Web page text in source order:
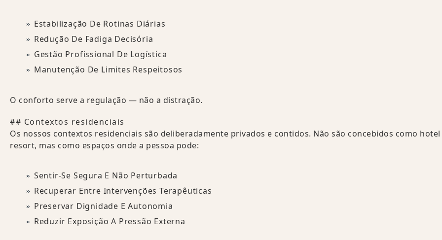
Estabilização De Rotinas Diárias
Redução De Fadiga Decisória
Gestão Profissional De Logística
Manutenção De Limites Respeitosos
O conforto serve a regulação — não a distração.
## Contextos residenciais
Os nossos contextos residenciais são deliberadamente privados e contidos. Não são concebidos como
resort, mas como espaços onde a pessoa pode:
Sentir-Se Segura E Não Perturbada
Recuperar Entre Intervenções Terapêuticas
Preservar Dignidade E Autonomia
Reduzir Exposição A Pressão Externa